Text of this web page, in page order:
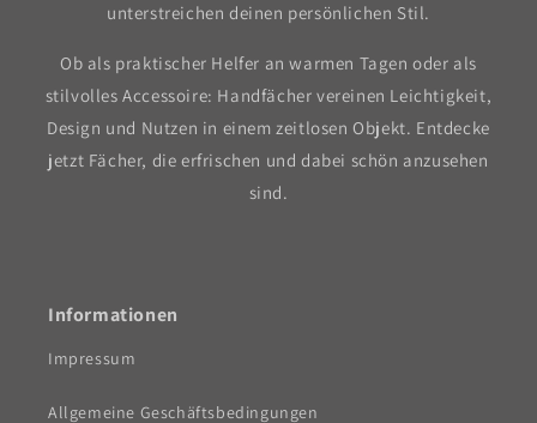
unterstreichen deinen persönlichen Stil.
Ob als praktischer Helfer an warmen Tagen oder als
stilvolles Accessoire: Handfächer vereinen Leichtigkeit,
Design und Nutzen in einem zeitlosen Objekt. Entdecke
jetzt Fächer, die erfrischen und dabei schön anzusehen
sind.
Informationen
Impressum
Allgemeine Geschäftsbedingungen